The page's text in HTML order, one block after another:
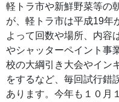
軽トラ市や新鮮野菜等の
が、軽トラ市は平成19年
よって回数や場所、内容
やシャッターペイント事
校の大綱引き大会やイン
をするなど、毎回試行錯
あります。今年も１０月